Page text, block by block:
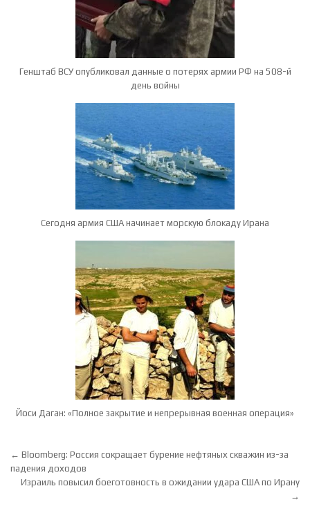
Генштаб ВСУ опубликовал данные о потерях армии РФ на 508-й
день войны
Сегодня армия США начинает морскую блокаду Ирана
Йоси Даган: «Полное закрытие и непрерывная военная операция»
Навигация по записям
← Bloomberg: Россия сокращает бурение нефтяных скважин из-за
падения доходов
Израиль повысил боеготовность в ожидании удара США по Ирану
→